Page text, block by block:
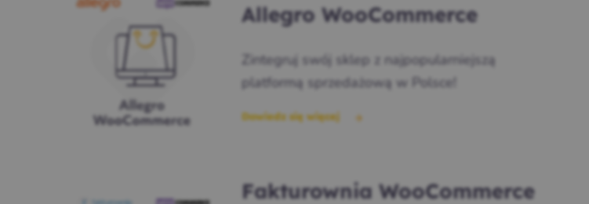
Allegro WooCommerce
Zintegruj swój sklep z najpopularniejszą
platformą sprzedażową w Polsce!
Dowiedz się więcej
Fakturownia WooCommerce